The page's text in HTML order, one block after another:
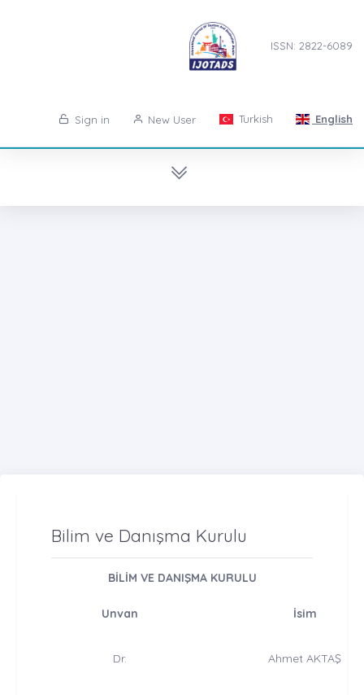
ISSN: 2822-6089
Sign in New User Turkish English
Bilim ve Danışma Kurulu
BİLİM VE DANIŞMA KURULU
Unvan İsim
Dr. Ahmet AKTAŞ